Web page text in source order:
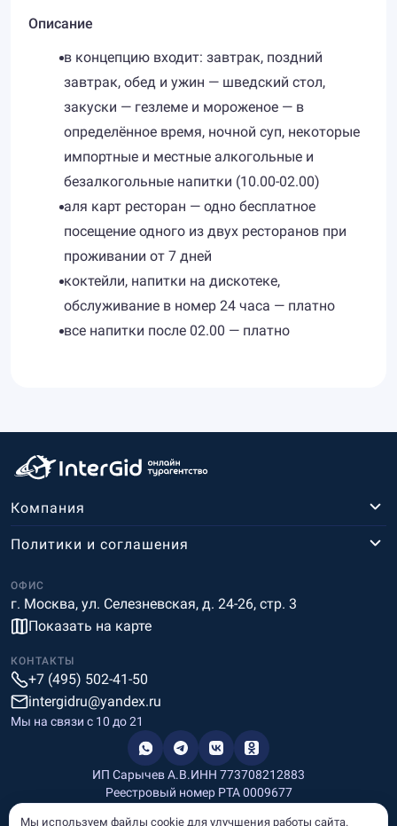
Описание
в концепцию входит: завтрак, поздний
завтрак, обед и ужин — шведский стол,
закуски — гезлеме и мороженое — в
определённое время, ночной суп, некоторые
импортные и местные алкогольные и
безалкогольные напитки (10.00-02.00)
аля карт ресторан — одно бесплатное
посещение одного из двух ресторанов при
проживании от 7 дней
коктейли, напитки на дискотеке,
обслуживание в номер 24 часа — платно
все напитки после 02.00 — платно
Компания
ОФИС
г. Москва, ул. Селезневская, д. 24-26, стр. 3
Показать на карте
Политики и соглашения
КОНТАКТЫ
+7 (495) 502-41-50
intergidru@yandex.ru
Мы на связи c 10 до 21
ИП Сарычев А.В.ИНН 773708212883
Реестровый номер РТА 0009677
Мы используем файлы cookie для улучшения работы сайта.